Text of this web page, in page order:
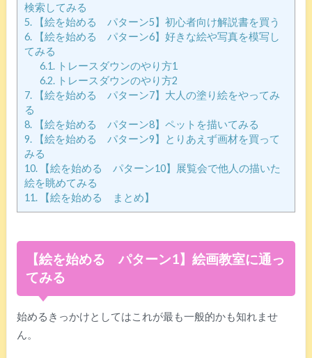
検索してみる
5.【絵を始める パターン5】初心者向け解説書を買う
6.【絵を始める パターン6】好きな絵や写真を模写し
てみる
6.1.トレースダウンのやり方1
6.2.トレースダウンのやり方2
7.【絵を始める パターン7】大人の塗り絵をやってみ
る
8.【絵を始める パターン8】ペットを描いてみる
9.【絵を始める パターン9】とりあえず画材を買って
みる
10.【絵を始める パターン10】展覧会で他人の描いた
絵を眺めてみる
11.【絵を始める まとめ】
【絵を始める パターン1】絵画教室に通っ
てみる
始めるきっかけとしてはこれが最も一般的かも知れませ
ん。